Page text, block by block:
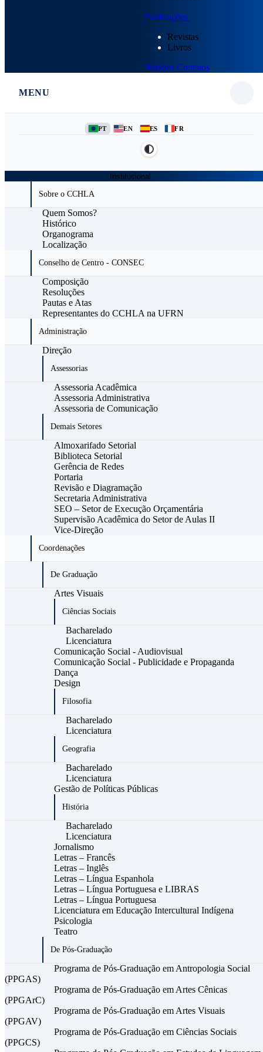
Publicações
Revistas
Livros
Notícias Contatos
MENU
PT EN ES FR
Institucional
Sobre o CCHLA
Quem Somos?
Histórico
Organograma
Localização
Conselho de Centro - CONSEC
Composição
Resoluções
Pautas e Atas
Representantes do CCHLA na UFRN
Administração
Direção
Assessorias
Assessoria Acadêmica
Assessoria Administrativa
Assessoria de Comunicação
Demais Setores
Almoxarifado Setorial
Biblioteca Setorial
Gerência de Redes
Portaria
Revisão e Diagramação
Secretaria Administrativa
SEO – Setor de Execução Orçamentária
Supervisão Acadêmica do Setor de Aulas II
Vice-Direção
Coordenações
De Graduação
Artes Visuais
Ciências Sociais
Bacharelado
Licenciatura
Comunicação Social - Audiovisual
Comunicação Social - Publicidade e Propaganda
Dança
Design
Filosofia
Bacharelado
Licenciatura
Geografia
Bacharelado
Licenciatura
Gestão de Políticas Públicas
História
Bacharelado
Licenciatura
Jornalismo
Letras – Francês
Letras – Inglês
Letras – Língua Espanhola
Letras – Língua Portuguesa e LIBRAS
Letras – Língua Portuguesa
Licenciatura em Educação Intercultural Indígena
Psicologia
Teatro
De Pós-Graduação
Programa de Pós-Graduação em Antropologia Social
(PPGAS)
Programa de Pós-Graduação em Artes Cênicas
(PPGArC)
Programa de Pós-Graduação em Artes Visuais
(PPGAV)
Programa de Pós-Graduação em Ciências Sociais
(PPGCS)